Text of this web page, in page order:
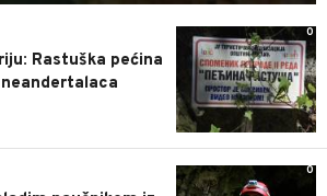
0
Rastuška pećina
0